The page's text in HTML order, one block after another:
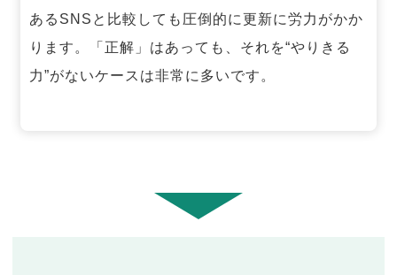
あるSNSと比較しても圧倒的に更新に労力がかか
ります。「正解」はあっても、それを“やりきる
力”がないケースは非常に多いです。